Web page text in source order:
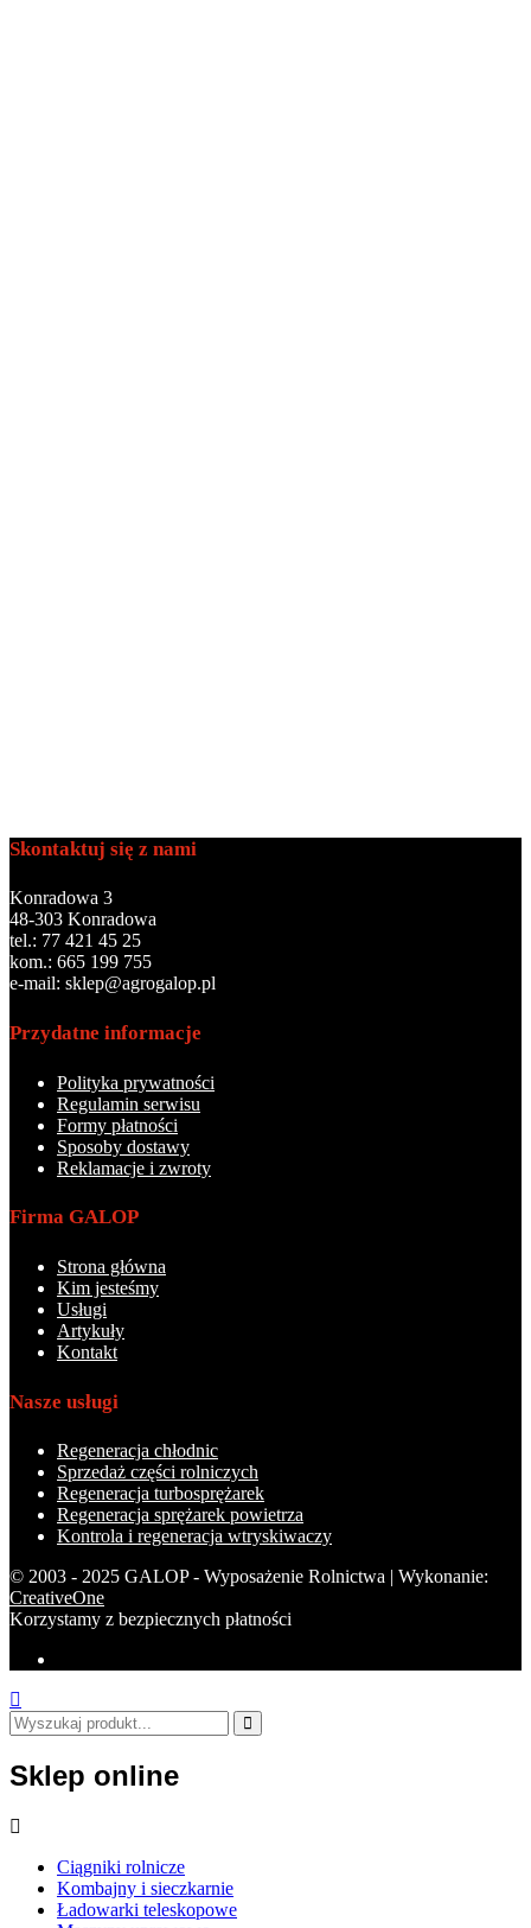
Skontaktuj się z nami
Konradowa 3
48-303 Konradowa
tel.: 77 421 45 25
kom.: 665 199 755
e-mail: sklep@agrogalop.pl
Przydatne informacje
Polityka prywatności
Regulamin serwisu
Formy płatności
Sposoby dostawy
Reklamacje i zwroty
Firma GALOP
Strona główna
Kim jesteśmy
Usługi
Artykuły
Kontakt
Nasze usługi
Regeneracja chłodnic
Sprzedaż części rolniczych
Regeneracja turbosprężarek
Regeneracja sprężarek powietrza
Kontrola i regeneracja wtryskiwaczy
© 2003 - 2025 GALOP - Wyposażenie Rolnictwa | Wykonanie:
CreativeOne
Korzystamy z bezpiecznych płatności
Sklep online
Ciągniki rolnicze
Kombajny i sieczkarnie
Ładowarki teleskopowe